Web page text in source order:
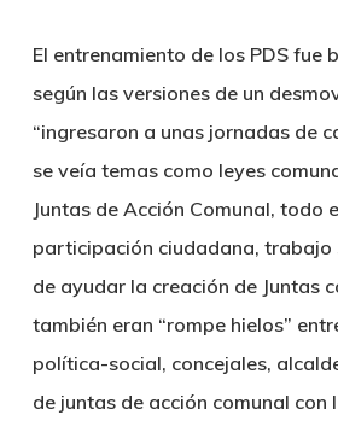
El entrenamiento de los PDS fue
según las versiones de un
“ingresaron a unas jornadas de
se veía temas como leyes
Juntas de Acción Comunal, todo
participación ciudadana, trabajo
de ayudar la creación de Juntas
también eran “rompe hielos”
política-social, concejales,
de juntas de acción comunal con